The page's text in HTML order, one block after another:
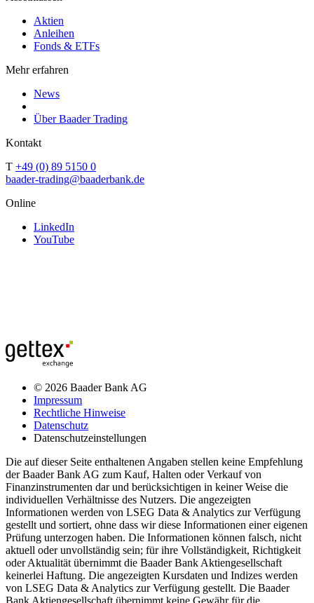
Aktien
Anleihen
Fonds & ETFs
Mehr erfahren
News
Über Baader Trading
Kontakt
T +49 (0) 89 5150 0
baader-trading@baaderbank.de
Online
LinkedIn
YouTube
© 2026 Baader Bank AG
Impressum
Rechtliche Hinweise
Datenschutz
Datenschutzeinstellungen
Die auf dieser Seite enthaltenen Angaben stellen keine Empfehlung
der Baader Bank AG zum Kauf, Halten oder Verkauf von
Finanzinstrumenten dar und berücksichtigen in keiner Weise die
individuellen Verhältnisse des Nutzers. Die angezeigten
Informationen werden von LSEG Data & Analytics zur Verfügung
gestellt und sortiert, ohne dass wir diese Informationen einer eigenen
Prüfung unterzogen haben. Die Informationen können falsch, nicht
aktuell oder unvollständig sein; für ihre Vollständigkeit, Richtigkeit
oder Aktualität übernimmt die Baader Bank Aktiengesellschaft
keinerlei Haftung. Die angezeigten Kursdaten und Indizes werden
von LSEG Data & Analytics zur Verfügung gestellt. Die Baader